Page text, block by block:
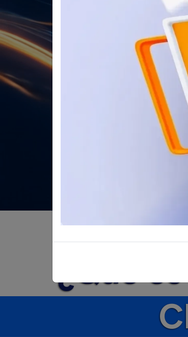
24 al 28 de
REGISTRO DE
¿Quées